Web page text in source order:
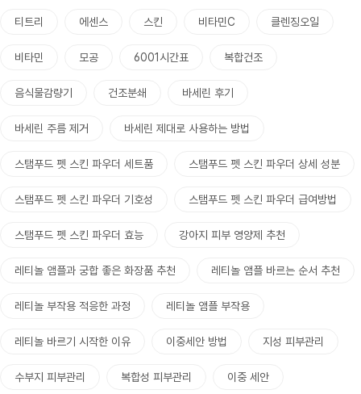
티트리 에센스 스킨 비타민C 클렌징오일
비타민 모공 6001시간표 복합건조
음식물감량기 건조분쇄 바세린 후기
바세린 주름 제거 바세린 제대로 사용하는 방법
스탬푸드 펫 스킨 파우더 세트품 스탬푸드 펫 스킨 파우더 상세 성분
스탬푸드 펫 스킨 파우더 기호성 스탬푸드 펫 스킨 파우더 급여방법
스탬푸드 펫 스킨 파우더 효능 강아지 피부 영양제 추천
레티놀 앰플과 궁합 좋은 화장품 추천 레티놀 앰플 바르는 순서 추천
레티놀 부작용 적응한 과정 레티놀 앰플 부작용
레티놀 바르기 시작한 이유 이중세안 방법 지성 피부관리
수부지 피부관리 복합성 피부관리 이중 세안